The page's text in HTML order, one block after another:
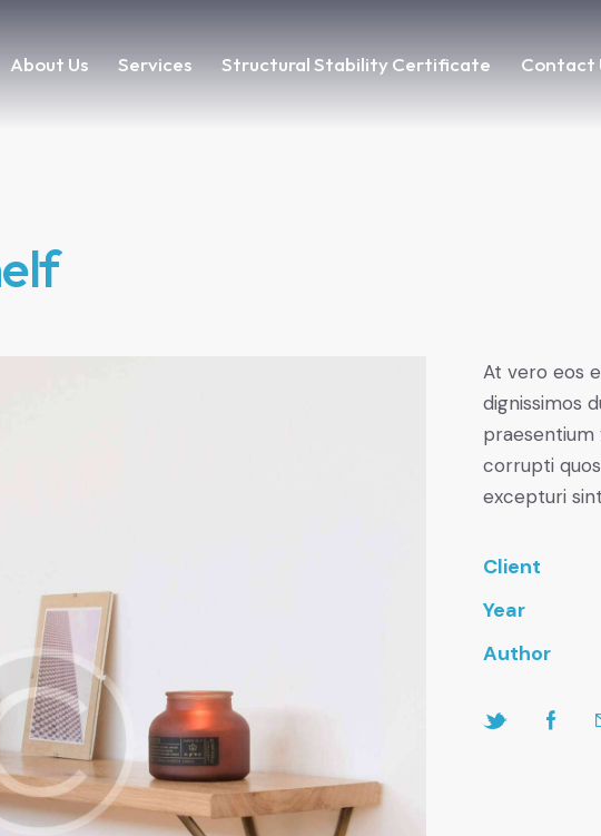
About Us Services Structural Stability Certificate Contact
At vero eos
dignissimos
corrupti
excepturi
Client
Year
Author